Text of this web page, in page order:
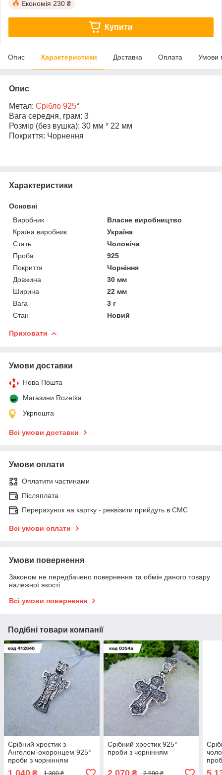
Економія 230 ₴
Купити
Опис Характеристики Доставка Оплата Умови
Опис
Метал: Срібло 925°
Вага середня, грам: 3
Розмір (без вушка): 30 мм * 22 мм
Покриття: Чорнення
Характеристики
Основні
Виробник
Власне виробництво
Країна виробник
Україна
Стать
Чоловіча
Проба
925
Покриття
Чорніння
Довжина
30 мм
Ширина
22 мм
Вага
3 г
Стан
Новий
Приховати
Умови доставки
Нова Пошта
Магазини Rozetka
Укрпошта
Всі умови доставки
Умови оплати
Оплатити частинами
Післяплата
Перерахунок на картку - реквізити прийдуть в СМС
Всі умови оплати
Умови повернення
Законом не передбачено повернення та обмін даного товару
належної якості
Всі умови повернення
Подібні товари компанії
Срібний хрестик з
Ангелом-охоронцем 925°
проби з чорнінням
1 300 ₴
Срібний хрестик 925°
проби з чорнінням
2 590 ₴